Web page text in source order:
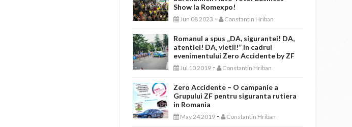
Show la Romexpo!
Jun 08 2023 - Constantin Hriban
Romanul a spus „DA, sigurantei! DA,
atentiei! DA, vietii!” in cadrul
evenimentului Zero Accidente by ZF
Jul 10 2019 - Constantin Hriban
Zero Accidente – O campanie a
Grupului ZF pentru siguranta rutiera
in Romania
May 24 2019 - Constantin Hriban